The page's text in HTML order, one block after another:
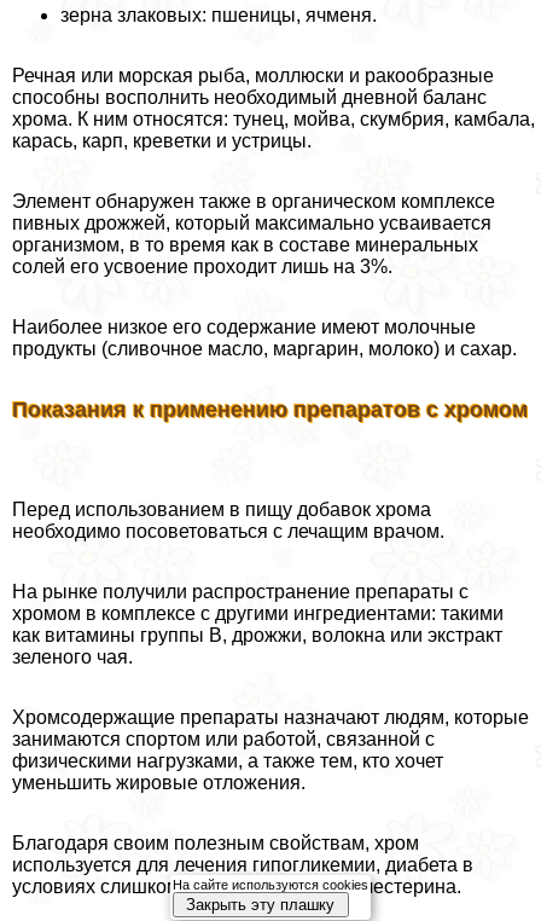
зерна злаковых: пшеницы, ячменя.
Речная или морская рыба, моллюски и paкообразные
способны восполнить необходимый дневной баланс
хрома. К ним относятся: тунец, мойва, скумбрия, камбала,
карась, карп, креветки и устрицы.
Элемент обнаружен также в органическом комплексе
пивных дрожжей, который максимально усваивается
организмом, в то время как в составе минеральных
солей его усвоение проходит лишь на 3%.
Наиболее низкое его содержание имеют молочные
продукты (сливочное масло, маргарин, молоко) и сахар.
Показания к применению препаратов с хромом
Перед использованием в пищу добавок хрома
необходимо посоветоваться с лечащим врачом.
На рынке получили распространение препараты с
хромом в комплексе с другими ингредиентами: такими
как витамины группы B, дрожжи, волокна или экстpaкт
зеленого чая.
Хромсодержащие препараты назначают людям, которые
занимаются спортом или работой, связанной с
физическими нагрузками, а также тем, кто хочет
уменьшить жировые отложения.
Благодаря своим полезным свойствам, хром
используется для лечения гипогликемии, диабета в
условиях слишком высокого уровня холестерина.
На сайте используются cookies
Закрыть эту плашку